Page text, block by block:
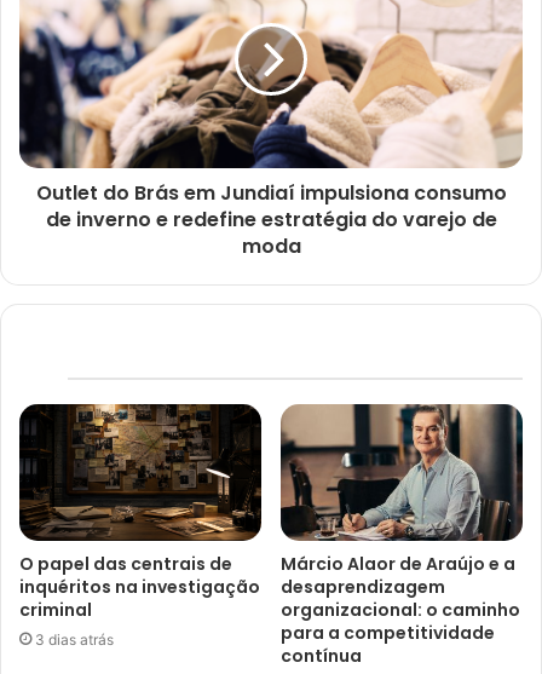
Outlet do Brás em Jundiaí impulsiona consumo
de inverno e redefine estratégia do varejo de
moda
O papel das centrais de
inquéritos na investigação
criminal
3 dias atrás
Márcio Alaor de Araújo e a
desaprendizagem
organizacional: o caminho
para a competitividade
contínua